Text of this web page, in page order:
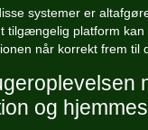
systemer er
tilgængelig platform
når korrekt frem til
og